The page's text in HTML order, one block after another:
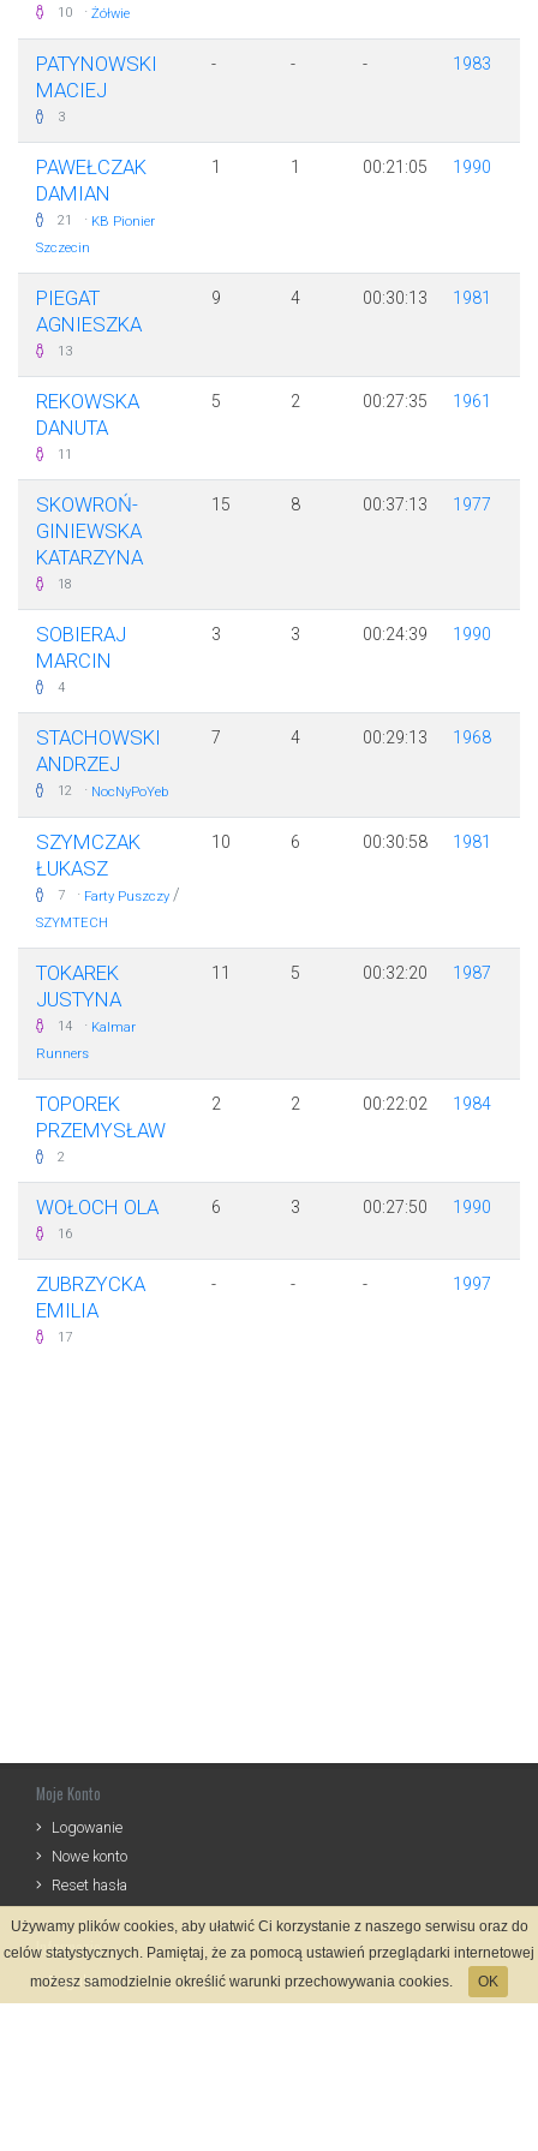
10 · Żółwie
PATYNOWSKI
MACIEJ
3
- - - 1983
PAWEŁCZAK
DAMIAN
21 · KB Pionier
Szczecin
1 1 00:21:05 1990
PIEGAT
AGNIESZKA
13
9 4 00:30:13 1981
REKOWSKA
DANUTA
11
5 2 00:27:35 1961
SKOWROŃ-
GINIEWSKA
KATARZYNA
18
15 8 00:37:13 1977
SOBIERAJ
MARCIN
4
3 3 00:24:39 1990
STACHOWSKI
ANDRZEJ
12 · NocNyPoYeb
7 4 00:29:13 1968
SZYMCZAK
ŁUKASZ
7 · Farty Puszczy /
SZYMTECH
10 6 00:30:58 1981
TOKAREK
JUSTYNA
14 · Kalmar
Runners
11 5 00:32:20 1987
TOPOREK
PRZEMYSŁAW
2
2 2 00:22:02 1984
WOŁOCH OLA
16
6 3 00:27:50 1990
ZUBRZYCKA
EMILIA
17
- - - 1997
Moje Konto
Logowanie
Nowe konto
Reset hasła
Informacje
Regulamin
Używamy plików cookies, aby ułatwić Ci korzystanie z naszego serwisu oraz do
celów statystycznych. Pamiętaj, że za pomocą ustawień przeglądarki internetowej
możesz samodzielnie określić warunki przechowywania cookies.
OK